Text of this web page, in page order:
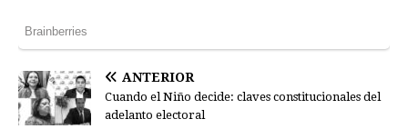
ANTERIOR
Cuando el Niño decide: claves constitucionales del
adelanto electoral